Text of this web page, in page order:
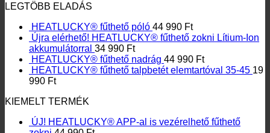
LEGTÖBB ELADÁS
HEATLUCKY® fűthető póló 44 990 Ft
Újra elérhető! HEATLUCKY® fűthető zokni Lítium-Ion
akkumulátorral 34 990 Ft
HEATLUCKY® fűthető nadrág 44 990 Ft
HEATLUCKY® fűthető talpbetét elemtartóval 35-45 19
990 Ft
KIEMELT TERMÉK
ÚJ! HEATLUCKY® APP-al is vezérelhető fűthető